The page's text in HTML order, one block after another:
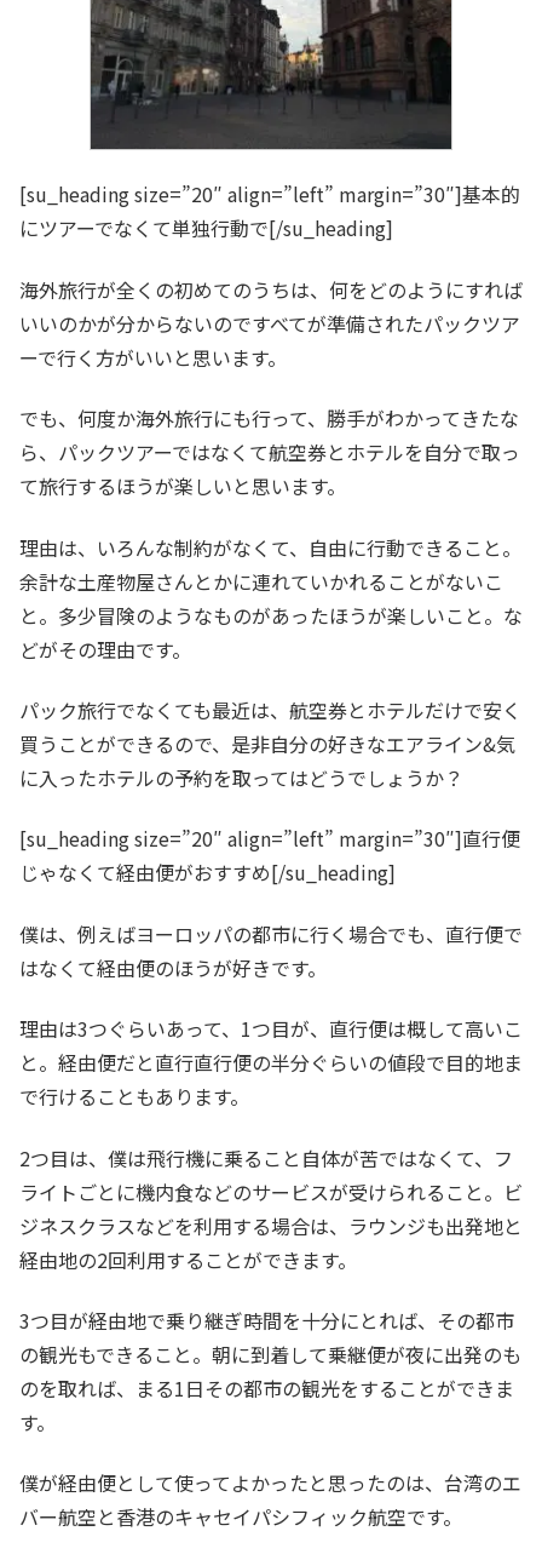
[su_heading size=”20″ align=”left” margin=”30″]基本的
にツアーでなくて単独行動で[/su_heading]
海外旅行が全くの初めてのうちは、何をどのようにすれば
いいのかが分からないのですべてが準備されたパックツア
ーで行く方がいいと思います。
でも、何度か海外旅行にも行って、勝手がわかってきたな
ら、パックツアーではなくて航空券とホテルを自分で取っ
て旅行するほうが楽しいと思います。
理由は、いろんな制約がなくて、自由に行動できること。
余計な土産物屋さんとかに連れていかれることがないこ
と。多少冒険のようなものがあったほうが楽しいこと。な
どがその理由です。
パック旅行でなくても最近は、航空券とホテルだけで安く
買うことができるので、是非自分の好きなエアライン&気
に入ったホテルの予約を取ってはどうでしょうか？
[su_heading size=”20″ align=”left” margin=”30″]直行便
じゃなくて経由便がおすすめ[/su_heading]
僕は、例えばヨーロッパの都市に行く場合でも、直行便で
はなくて経由便のほうが好きです。
理由は3つぐらいあって、1つ目が、直行便は概して高いこ
と。経由便だと直行直行便の半分ぐらいの値段で目的地ま
で行けることもあります。
2つ目は、僕は飛行機に乗ること自体が苦ではなくて、フ
ライトごとに機内食などのサービスが受けられること。ビ
ジネスクラスなどを利用する場合は、ラウンジも出発地と
経由地の2回利用することができます。
3つ目が経由地で乗り継ぎ時間を十分にとれば、その都市
の観光もできること。朝に到着して乗継便が夜に出発のも
のを取れば、まる1日その都市の観光をすることができま
す。
僕が経由便として使ってよかったと思ったのは、台湾のエ
バー航空と香港のキャセイパシフィック航空です。